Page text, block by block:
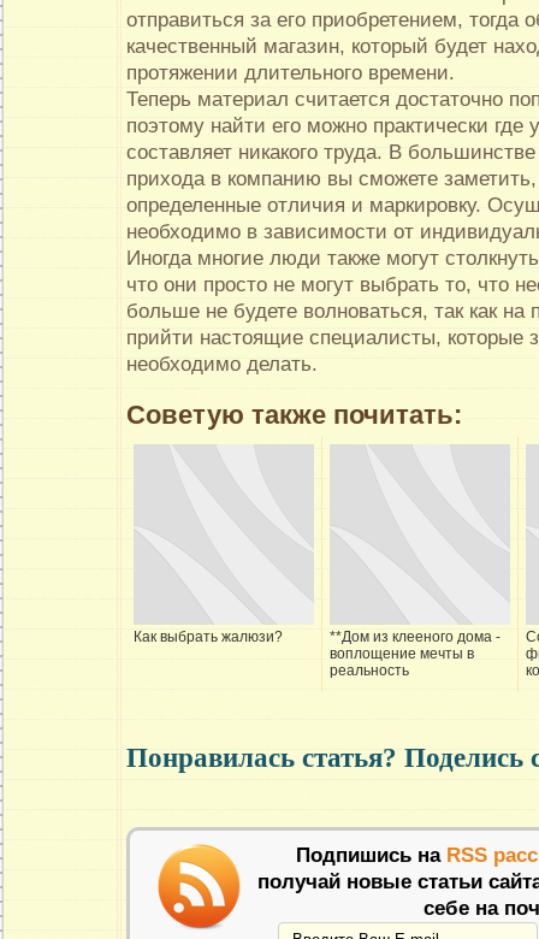
отправиться за его приобретением, тогда
качественный магазин, который будет
протяжении длительного времени.
Теперь материал считается достаточно
поэтому найти его можно практически где
составляет никакого труда. В
прихода в компанию вы сможете
определенные отличия и маркировку.
необходимо в зависимости от
Иногда многие люди также могут
что они просто не могут выбрать то, что
больше не будете волноваться, так как на
прийти настоящие специалисты, которые
необходимо делать.
Советую также почитать:
Как выбрать жалюзи?
**Дом из клееного дома -
воплощение мечты в
реальность
Понравилась статья? Поделись
Подпишись наRSS
получай новые статьи
себе на